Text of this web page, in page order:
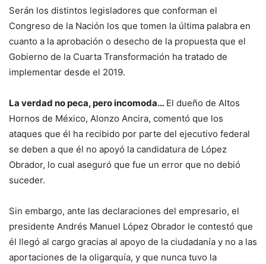
Serán los distintos legisladores que conforman el
Congreso de la Nación los que tomen la última palabra en
cuanto a la aprobación o desecho de la propuesta que el
Gobierno de la Cuarta Transformación ha tratado de
implementar desde el 2019.
La verdad no peca, pero incomoda… El dueño de Altos
Hornos de México, Alonzo Ancira, comentó que los
ataques que él ha recibido por parte del ejecutivo federal
se deben a que él no apoyó la candidatura de López
Obrador, lo cual aseguró que fue un error que no debió
suceder.
Sin embargo, ante las declaraciones del empresario, el
presidente Andrés Manuel López Obrador le contestó que
él llegó al cargo gracias al apoyo de la ciudadanía y no a las
aportaciones de la oligarquía, y que nunca tuvo la